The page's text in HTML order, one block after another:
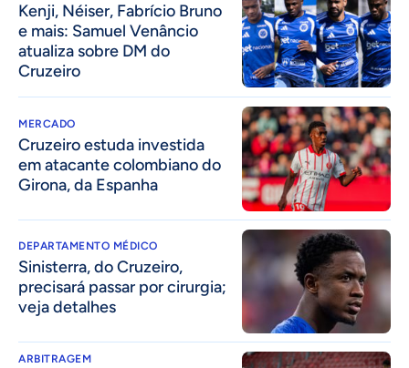
Kenji, Néiser, Fabrício Bruno
e mais: Samuel Venâncio
atualiza sobre DM do
Cruzeiro
MERCADO
Cruzeiro estuda investida
em atacante colombiano do
Girona, da Espanha
DEPARTAMENTO MÉDICO
Sinisterra, do Cruzeiro,
precisará passar por cirurgia;
veja detalhes
ARBITRAGEM